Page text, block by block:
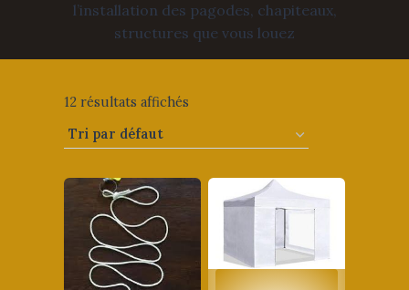
l’installation des pagodes, chapiteaux,
structures que vous louez
12 résultats affichés